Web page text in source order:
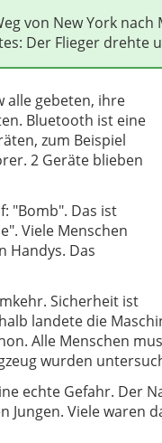
von New York
Der Flieger drehte
alle gebeten, ihre
Bluetooth ist eine
zum Beispiel
2 Geräte blieben
"Bomb". Das ist
Viele Menschen
Handys. Das
Sicherheit ist
landete die
Alle Menschen
wurden
echte Gefahr. Der
Jungen. Viele waren